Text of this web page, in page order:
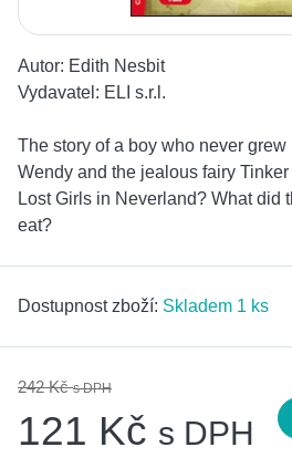
Autor: Edith Nesbit
Vydavatel: ELI s.r.l.
The story of a boy who never
Wendy and the jealous fairy
Lost Girls in Neverland? What did
eat?
Dostupnost zboží: Skladem 1 ks
242 Kčs DPH
121 Kč s DPH